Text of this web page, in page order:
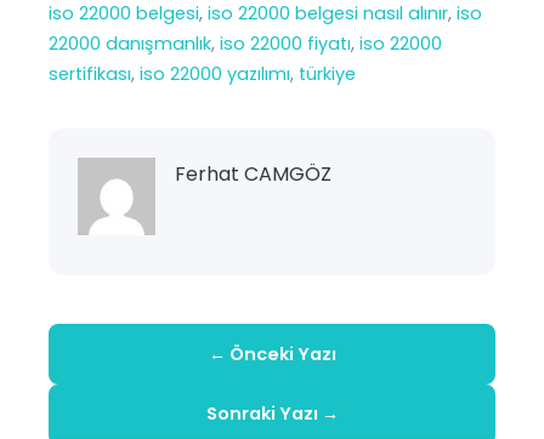
iso 22000 belgesi, iso 22000 belgesi nasıl alınır, iso
22000 danışmanlık, iso 22000 fiyatı, iso 22000
sertifikası, iso 22000 yazılımı, türkiye
Ferhat CAMGÖZ
← Önceki Yazı
Sonraki Yazı →